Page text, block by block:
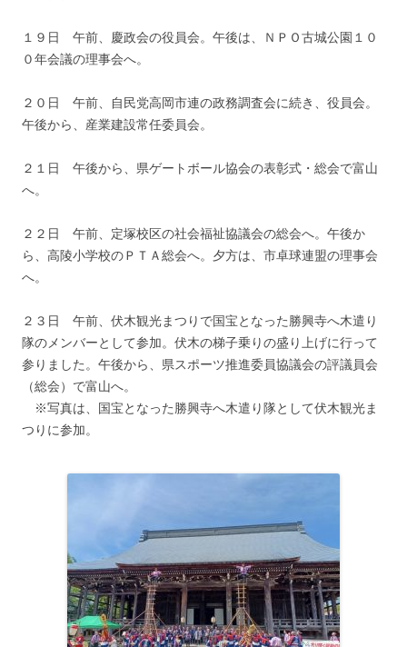
１９日 午前、慶政会の役員会。午後は、ＮＰＯ古城公園１０
０年会議の理事会へ。
２０日 午前、自民党高岡市連の政務調査会に続き、役員会。
午後から、産業建設常任委員会。
２１日 午後から、県ゲートボール協会の表彰式・総会で富山
へ。
２２日 午前、定塚校区の社会福祉協議会の総会へ。午後か
ら、高陵小学校のＰＴＡ総会へ。夕方は、市卓球連盟の理事会
へ。
２３日 午前、伏木観光まつりで国宝となった勝興寺へ木遣り
隊のメンバーとして参加。伏木の梯子乗りの盛り上げに行って
参りました。午後から、県スポーツ推進委員協議会の評議員会
（総会）で富山へ。
※写真は、国宝となった勝興寺へ木遣り隊として伏木観光ま
つりに参加。